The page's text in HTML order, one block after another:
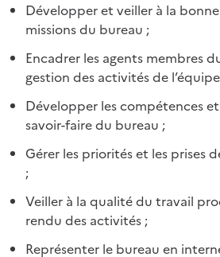
Développer et veiller à la
missions du bureau ;
Encadrer les agents membres
gestion des activités de
Développer les compétences
savoir-faire du bureau ;
Gérer les priorités et les prises
;
Veiller à la qualité du travail
rendu des activités ;
Représenter le bureau en